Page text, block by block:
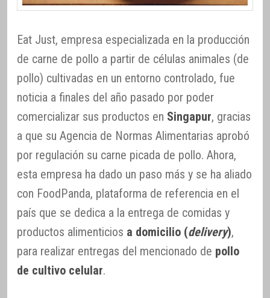
Eat Just, empresa especializada en la producción
de carne de pollo a partir de células animales (de
pollo) cultivadas en un entorno controlado, fue
noticia a finales del año pasado por poder
comercializar sus productos en Singapur, gracias
a que su Agencia de Normas Alimentarias aprobó
por regulación su carne picada de pollo. Ahora,
esta empresa ha dado un paso más y se ha aliado
con FoodPanda, plataforma de referencia en el
país que se dedica a la entrega de comidas y
productos alimenticios a domicilio (delivery),
para realizar entregas del mencionado de pollo
de cultivo celular.